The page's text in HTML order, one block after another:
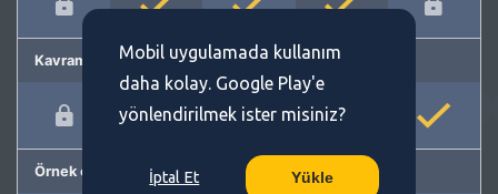
Kavram önerme
Örnek cümleler
Mobil uygulamada kullanım
daha kolay. Google Play'e
yönlendirilmek ister misiniz?
İptal Et Yükle